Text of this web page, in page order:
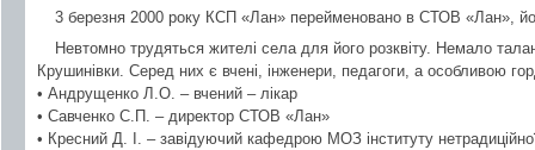
3 березня 2000 року КСП «Лан» перейменовано в СТОВ «Лан»,
Невтомно трудяться жителі села для його розквіту. Немало
Крушинівки. Серед них є вчені, інженери, педагоги, а особливою
• Андрущенко Л.О. – вчений – лікар
• Савченко С.П. – директор СТОВ «Лан»
• Кресний Д. І. – завідуючий кафедрою МОЗ інституту